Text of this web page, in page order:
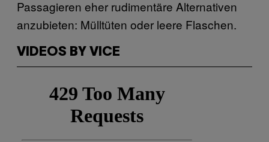
Passagieren eher rudimentäre Alternativen
anzubieten: Mülltüten oder leere Flaschen.
VIDEOS BY VICE